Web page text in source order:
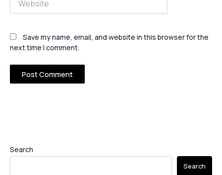
Search
Search
Save my name, email, and website in this browser for the
next time I comment.